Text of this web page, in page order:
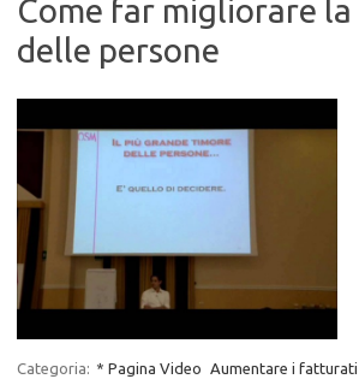
Come far migliorare
delle persone
Categoria: * Pagina Video Aumentare i fatturati